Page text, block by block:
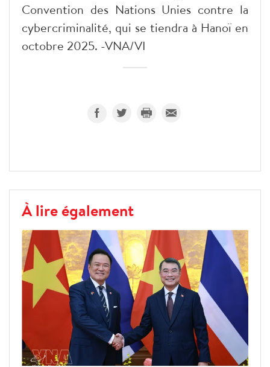
Convention des Nations Unies contre la
cybercriminalité, qui se tiendra à Hanoï en
octobre 2025. -VNA/VI
À lire également